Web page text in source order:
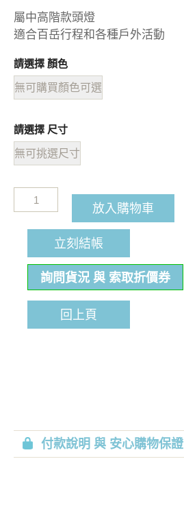
屬中高階款頭燈
適合百岳行程和各種戶外活動
請選擇 顏色
無可購買顏色可選
請選擇 尺寸
無可挑選尺寸
放入購物車
立刻結帳
詢問貨況 與 索取折價券
回上頁
付款說明 與 安心購物保證